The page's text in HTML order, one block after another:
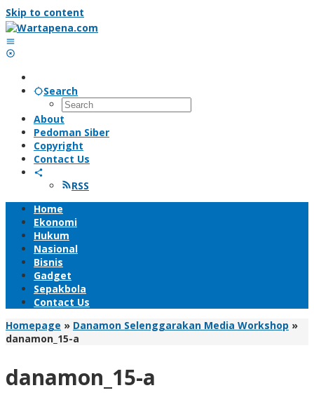
Skip to content
Search
About
Pedoman Siber
Copyright
Contact Us
RSS
Home
Ekonomi
Hukum
Nasional
Bisnis
Gadget
Sepakbola
Contact Us
Homepage » Danamon Selenggarakan Media Workshop »
danamon_15-a
danamon_15-a